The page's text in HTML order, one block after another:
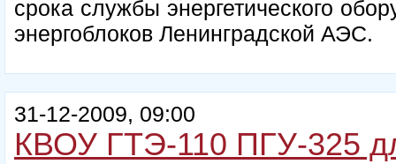
срока службы энергетического
энергоблоков Ленинградской АЭС.
31-12-2009, 09:00
КВОУ ГТЭ-110 ПГУ-325